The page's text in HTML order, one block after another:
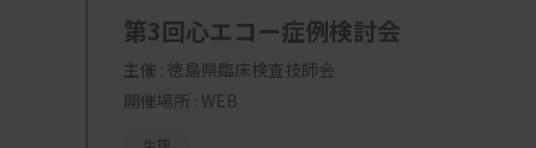
第3回心エコー症例検討会
主催 : 徳島県臨床検査技師会
開催場所 : WEB